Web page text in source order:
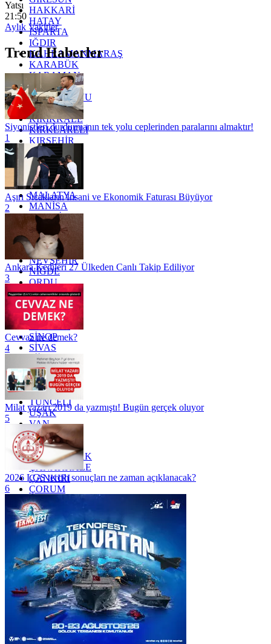
HAKKARİ
HATAY
ISPARTA
IĞDIR
KAHRAMANMARAŞ
KARABÜK
KARAMAN
KARS
KASTAMONU
KAYSERİ
KIRIKKALE
KIRKLARELİ
KIRŞEHİR
KOCAELİ
KONYA
KÜTAHYA
KİLİS
MALATYA
MANİSA
MARDİN
MERSİN
MUĞLA
MUŞ
NEVŞEHİR
NİĞDE
ORDU
OSMANİYE
RİZE
SAKARYA
SAMSUN
SİNOP
SİVAS
SİİRT
TEKİRDAĞ
TOKAT
TRABZON
TUNCELİ
UŞAK
VAN
YALOVA
YOZGAT
ZONGULDAK
ÇANAKKALE
ÇANKIRI
ÇORUM
İSTANBUL
İZMİR
ŞANLIURFA
ŞIRNAK
Yatsı
21:50
Aylık Vakitler
Trend Haberler
Siyonistleri durdurmanın tek yolu ceplerinden paralarını almaktır!
1
Aşırı Sıcakların İnsani ve Ekonomik Faturası Büyüyor
2
Ankara Kedileri 27 Ülkeden Canlı Takip Ediliyor
3
Cevvaz ne demek?
4
Milat yazarı 2019 da yazmıştı! Bugün gerçek oluyor
5
2026 LGS tercih sonuçları ne zaman açıklanacak?
6